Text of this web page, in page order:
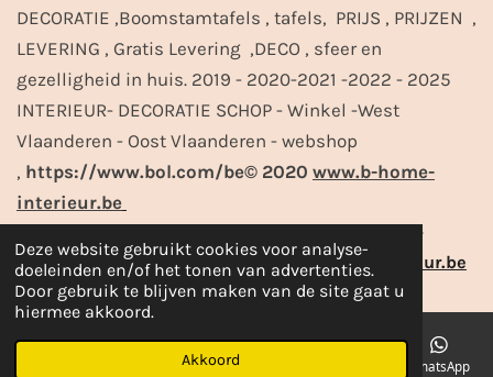
Deze website gebruikt cookies voor analyse-
doeleinden en/of het tonen van advertenties.
Door gebruik te blijven maken van de site gaat u
hiermee akkoord.
Akkoord
DECORATIE ,Boomstamtafels , tafels, PRIJS , PRIJZEN ,
LEVERING , Gratis Levering ,DECO , sfeer en
gezelligheid in huis. 2019 - 2020-2021 -2022 - 2025
INTERIEUR- DECORATIE SCHOP - Winkel -West
Vlaanderen - Oost Vlaanderen - webshop
, https://www.bol.com/be© 2020 www.b-home-
interieur.be
https://www.bol.com/be© 2020-2023 - www.b-
home-interieur.be -https://www.b-home-interieur.be
Telefoonnummer WhatsApp